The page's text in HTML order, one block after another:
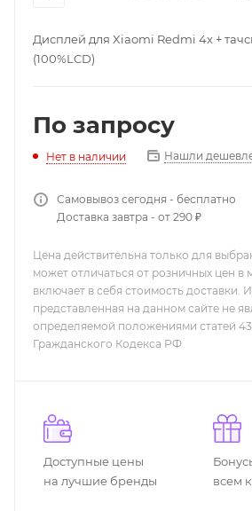
Дисплей для Xiaomi Redmi 4x +
(100%LCD)
По запросу
Нет в наличии Нашли
Самовывоз сегодня - бесплатно
Доставка завтра - от 290 ₽
Цена действительна только для
может отличаться от розничных цен в
включает в себя стоимость доставки.
представленная на данном сайте не
определяемой положениями статей
Гражданского Кодекса РФ
Доступные цены
на лучшие бренды
всем